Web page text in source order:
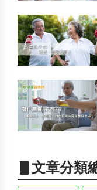
▋文章分類